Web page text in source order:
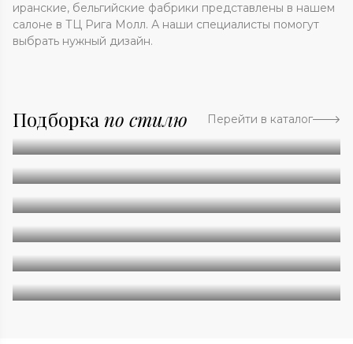
иранские, бельгийские фабрики представлены в нашем
салоне в ТЦ Рига Молл. А наши специалисты помогут
выбрать нужный дизайн.
Подборка по стилю Перейти в каталог
Абстракция
Однотонные
Геометрия
Классические
Современные
Дизайнерские